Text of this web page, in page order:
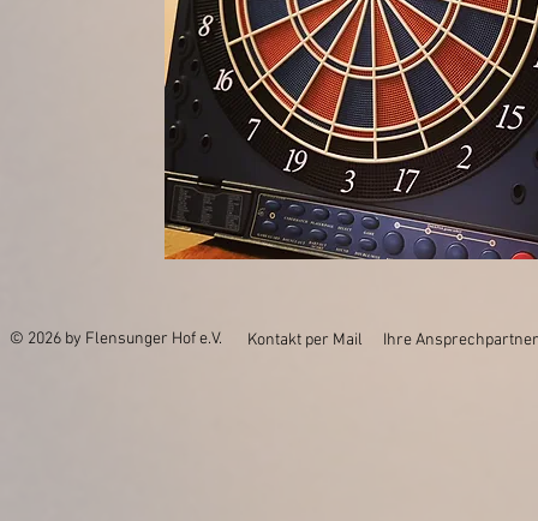
© 2026 by Flensunger Hof e.V. Kontakt per Mail Ihre